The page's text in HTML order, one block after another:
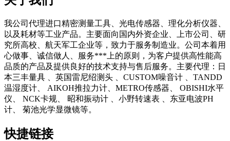
我公司代理进口精密测量工具、光电传感器、理化分析仪器、
以及耗材等工业产品。主要面向国内外资企业、上市公司、研
究所高校、航天军工企业等，致力于服务制造业。公司本着用
心做事、诚信做人、服务***上的原则，为客户提供高性能高
品质的产品及提供良好的技术支持与售后服务。主要代理：日
本三丰量具 、英国雷尼绍测头 、CUSTOM噪音计 、TANDD
温湿度计、 AIKOH推拉力计、METRO传感器、 OBISHI水平
仪、 NCK卡规、 昭和振动计 、小野转速表 、东亚电波PH
计、 菊池光学显微镜等。
快捷链接